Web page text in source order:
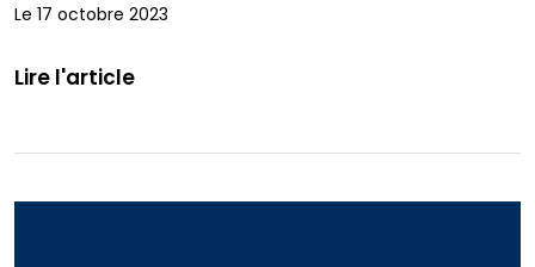
Le 17 octobre 2023
Lire l'article